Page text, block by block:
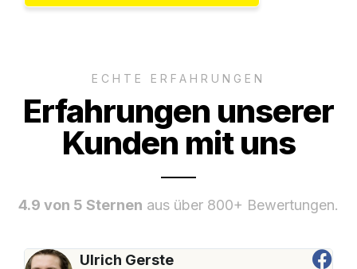
ECHTE ERFAHRUNGEN
Erfahrungen unserer
Kunden mit uns
4.9 von 5 Sternen aus über 800+ Bewertungen.
Ulrich Gerste